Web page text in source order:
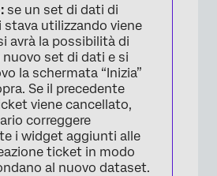
×
se un set di dati di
utilizzando viene
avrà la possibilità di
nuovo set di dati e si
la schermata “Inizia”
Se il precedente
viene cancellato,
correggere
i widget aggiunti alle
ticket in modo
al nuovo dataset.